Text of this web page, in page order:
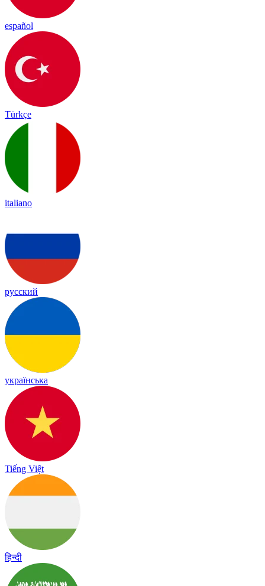
español
Türkçe
italiano
русский
українська
Tiếng Việt
हिन्दी